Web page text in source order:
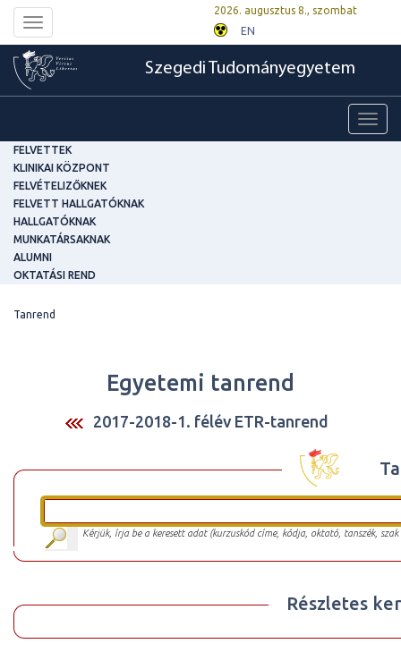
Toggle
navigation
2026. augusztus 8., szombat
EN
Szegedi Tudományegyetem
FELVETTEK
KLINIKAI KÖZPONT
FELVÉTELIZŐKNEK
FELVETT HALLGATÓKNAK
HALLGATÓKNAK
MUNKATÁRSAKNAK
ALUMNI
OKTATÁSI REND
Tanrend
Egyetemi tanrend
2017-2018-1. félév ETR-tanrend
Kérjük, írja be a keresett adat (kurzuskód címe, kódja, oktató, tanszék,
Részletes